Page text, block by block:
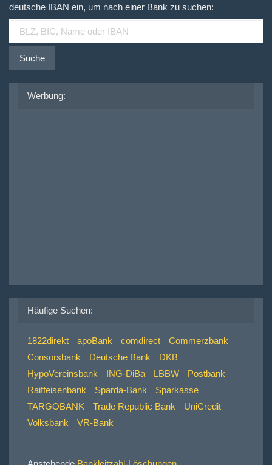
deutsche IBAN ein, um nach einer Bank zu suchen:
Suche
Werbung:
Häufige Suchen:
1822direkt apoBank comdirect
Commerzbank
Consorsbank
Deutsche Bank
DKB
HypoVereinsbank
ING-DiBa LBBW
Postbank
Raiffeisenbank
Sparda-Bank
Sparkasse
TARGOBANK
Trade Republic Bank
UniCredit
Volksbank
VR-Bank